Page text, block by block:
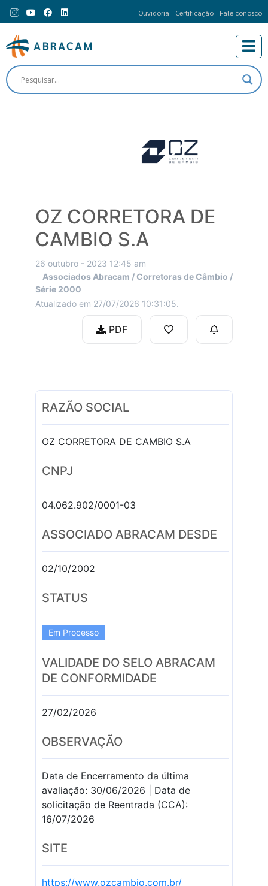
Ouvidoria Certificação Fale conosco
OZ CORRETORA DE
CAMBIO S.A
26 outubro - 2023 12:45 am
Associados Abracam / Corretoras de Câmbio /
Série 2000
Atualizado em 27/07/2026 10:31:05.
PDF
RAZÃO SOCIAL
OZ CORRETORA DE CAMBIO S.A
CNPJ
04.062.902/0001-03
ASSOCIADO ABRACAM DESDE
02/10/2002
STATUS
Em Processo
VALIDADE DO SELO ABRACAM
DE CONFORMIDADE
27/02/2026
OBSERVAÇÃO
Data de Encerramento da última
avaliação: 30/06/2026 | Data de
solicitação de Reentrada (CCA):
16/07/2026
SITE
https://www.ozcambio.com.br/